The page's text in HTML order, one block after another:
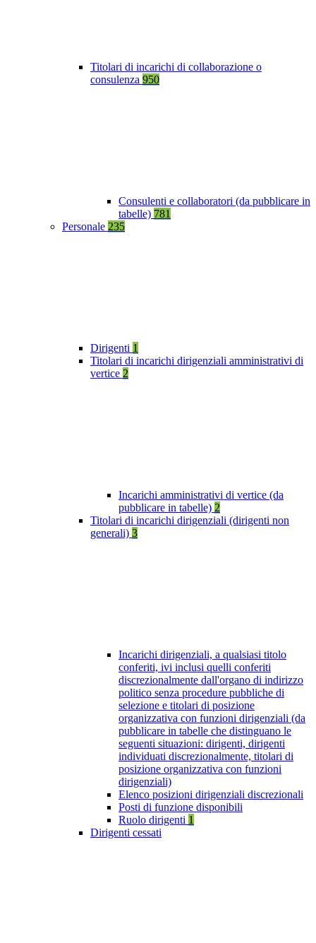
Titolari di incarichi di collaborazione o
consulenza 950
Consulenti e collaboratori (da pubblicare in
tabelle) 781
Personale 235
Dirigenti 1
Titolari di incarichi dirigenziali amministrativi di
vertice 2
Incarichi amministrativi di vertice (da
pubblicare in tabelle) 2
Titolari di incarichi dirigenziali (dirigenti non
generali) 3
Incarichi dirigenziali, a qualsiasi titolo
conferiti, ivi inclusi quelli conferiti
discrezionalmente dall'organo di indirizzo
politico senza procedure pubbliche di
selezione e titolari di posizione
organizzativa con funzioni dirigenziali (da
pubblicare in tabelle che distinguano le
seguenti situazioni: dirigenti, dirigenti
individuati discrezionalmente, titolari di
posizione organizzativa con funzioni
dirigenziali)
Elenco posizioni dirigenziali discrezionali
Posti di funzione disponibili
Ruolo dirigenti 1
Dirigenti cessati